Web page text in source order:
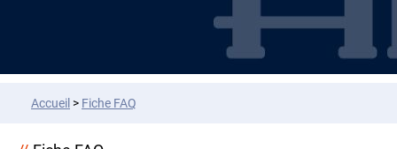
Accueil > Fiche FAQ